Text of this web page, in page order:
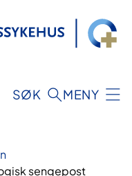
SØK MENY
sengepost